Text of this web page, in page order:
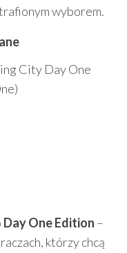
wyborem.
City Day One
Day One Edition –
którzy chcą